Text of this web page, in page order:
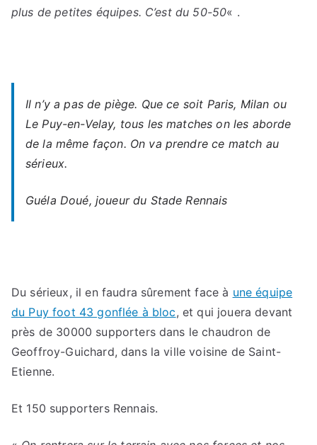
plus de petites équipes. C’est du 50-50« .
Il n’y a pas de piège. Que ce soit Paris, Milan ou
Le Puy-en-Velay, tous les matches on les aborde
de la même façon. On va prendre ce match au
sérieux.
Guéla Doué, joueur du Stade Rennais
Du sérieux, il en faudra sûrement face à une équipe
du Puy foot 43 gonflée à bloc, et qui jouera devant
près de 30000 supporters dans le chaudron de
Geoffroy-Guichard, dans la ville voisine de Saint-
Etienne.
Et 150 supporters Rennais.